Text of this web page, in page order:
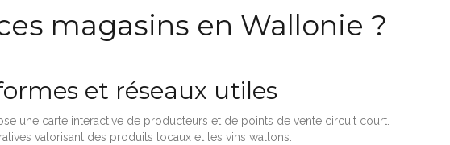
magasins en Wallonie ?
et réseaux utiles
une carte interactive de producteurs et de points de vente circuit court.
valorisant des produits locaux et les vins wallons.